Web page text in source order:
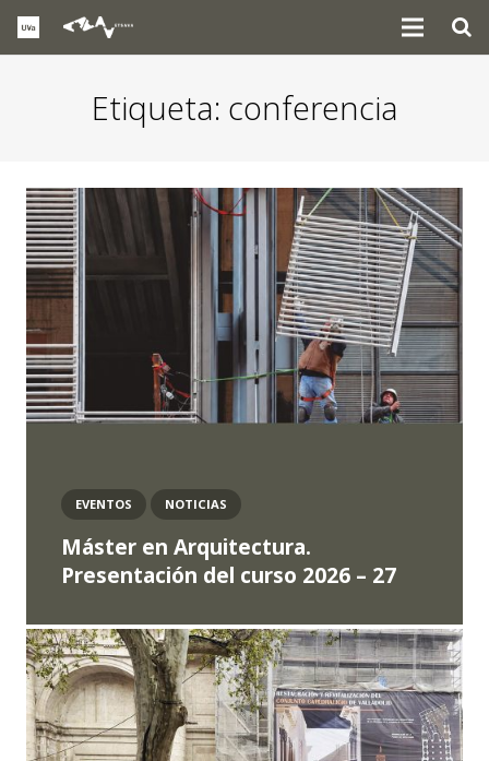
Etiqueta: conferencia
Máster en Arquitectura.
Presentación del curso 2026 – 27
EVENTOS NOTICIAS